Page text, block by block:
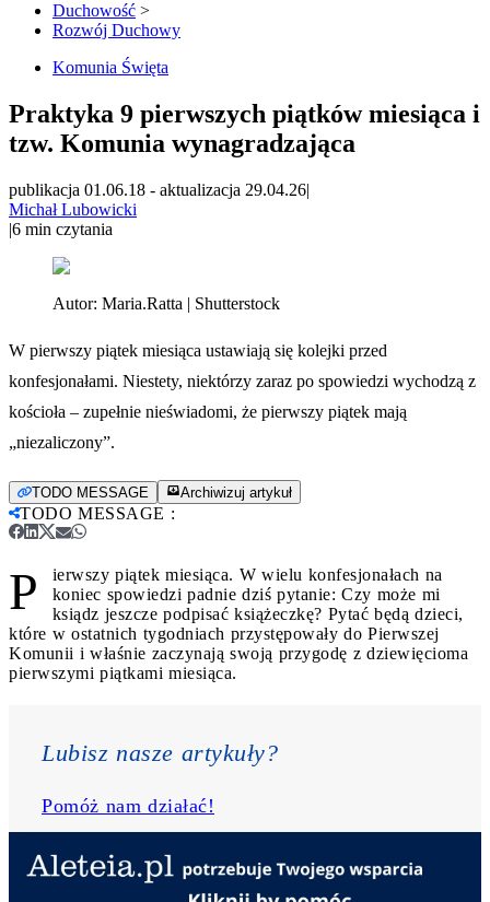
Duchowość >
Rozwój Duchowy
Komunia Święta
Praktyka 9 pierwszych piątków miesiąca i
tzw. Komunia wynagradzająca
publikacja 01.06.18 - aktualizacja 29.04.26|
Michał Lubowicki
|6 min czytania
Autor: Maria.Ratta | Shutterstock
W pierwszy piątek miesiąca ustawiają się kolejki przed
konfesjonałami. Niestety, niektórzy zaraz po spowiedzi wychodzą z
kościoła – zupełnie nieświadomi, że pierwszy piątek mają
„niezaliczony”.
TODO MESSAGE Archiwizuj artykuł
TODO MESSAGE :
P
ierwszy piątek miesiąca. W wielu konfesjonałach na
koniec spowiedzi padnie dziś pytanie: Czy może mi
ksiądz jeszcze podpisać książeczkę? Pytać będą dzieci,
które w ostatnich tygodniach przystępowały do Pierwszej
Komunii i właśnie zaczynają swoją przygodę z dziewięcioma
pierwszymi piątkami miesiąca.
Lubisz nasze artykuły?
Pomóż nam działać!